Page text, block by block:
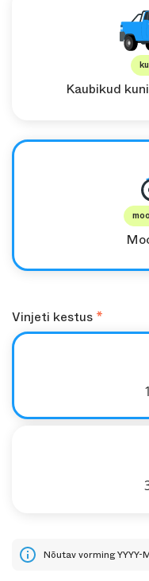
Kaubikud
Vinjeti kestus
Nõutav vorming YYYY-